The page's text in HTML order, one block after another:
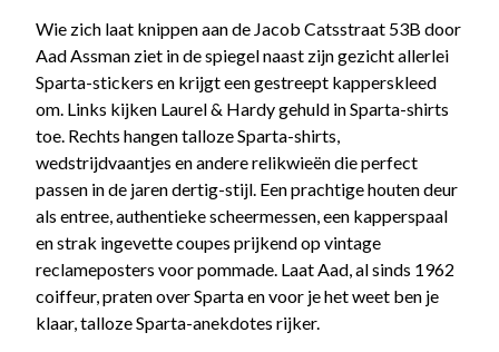
Wie zich laat knippen aan de Jacob Catsstraat 53B door
Aad Assman ziet in de spiegel naast zijn gezicht allerlei
Sparta-stickers en krijgt een gestreept kapperskleed
om. Links kijken Laurel & Hardy gehuld in Sparta-shirts
toe. Rechts hangen talloze Sparta-shirts,
wedstrijdvaantjes en andere relikwieën die perfect
passen in de jaren dertig-stijl. Een prachtige houten deur
als entree, authentieke scheermessen, een kapperspaal
en strak ingevette coupes prijkend op vintage
reclameposters voor pommade. Laat Aad, al sinds 1962
coiffeur, praten over Sparta en voor je het weet ben je
klaar, talloze Sparta-anekdotes rijker.